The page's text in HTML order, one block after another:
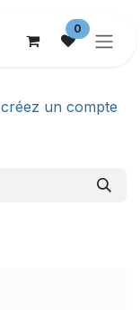
0
créez un compte